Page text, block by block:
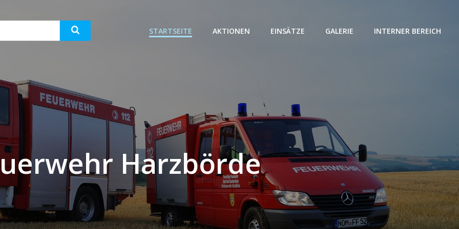
STARTSEITE AKTIONEN EINSÄTZE GALERIE INTERNER BEREICH
Harzbörde